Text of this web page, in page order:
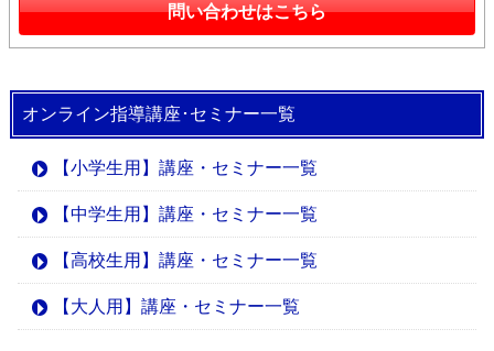
問い合わせはこちら
オンライン指導講座･セミナー一覧
【小学生用】講座・セミナー一覧
【中学生用】講座・セミナー一覧
【高校生用】講座・セミナー一覧
【大人用】講座・セミナー一覧